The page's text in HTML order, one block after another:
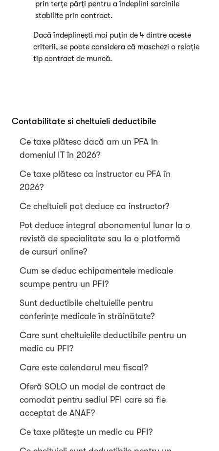
prin terțe părți pentru a îndeplini sarcinile
stabilite prin contract.
Dacă îndeplinești mai puțin de 4 dintre aceste
criterii, se poate considera că maschezi o relație
tip contract de muncă.
Contabilitate si cheltuieli deductibile
Ce taxe plătesc dacă am un PFA în
domeniul IT în 2026?
Ce taxe plătesc ca instructor cu PFA în
2026?
Ce cheltuieli pot deduce ca instructor?
Pot deduce integral abonamentul lunar la o
revistă de specialitate sau la o platformă
de cursuri online?
Cum se deduc echipamentele medicale
scumpe pentru un PFI?
Sunt deductibile cheltuielile pentru
conferințe medicale în străinătate?
Care sunt cheltuielile deductibile pentru un
medic cu PFI?
Care este calendarul meu fiscal?
Oferă SOLO un model de contract de
comodat pentru sediul PFI care sa fie
acceptat de ANAF?
Ce taxe plătește un medic cu PFI?